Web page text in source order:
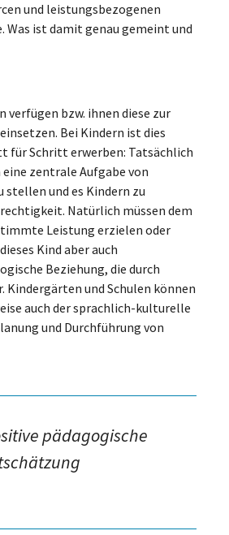
und leistungsbezogenen
Was ist damit genau gemeint und
verfügen bzw. ihnen diese zur
Bei Kindern ist dies
für Schritt erwerben: Tatsächlich
zentrale Aufgabe von
und es Kindern zu
Natürlich müssen dem
Leistung erzielen oder
Kind aber auch
Beziehung, die durch
und Schulen können
auch der sprachlich-kulturelle
und Durchführung von
pädagogische